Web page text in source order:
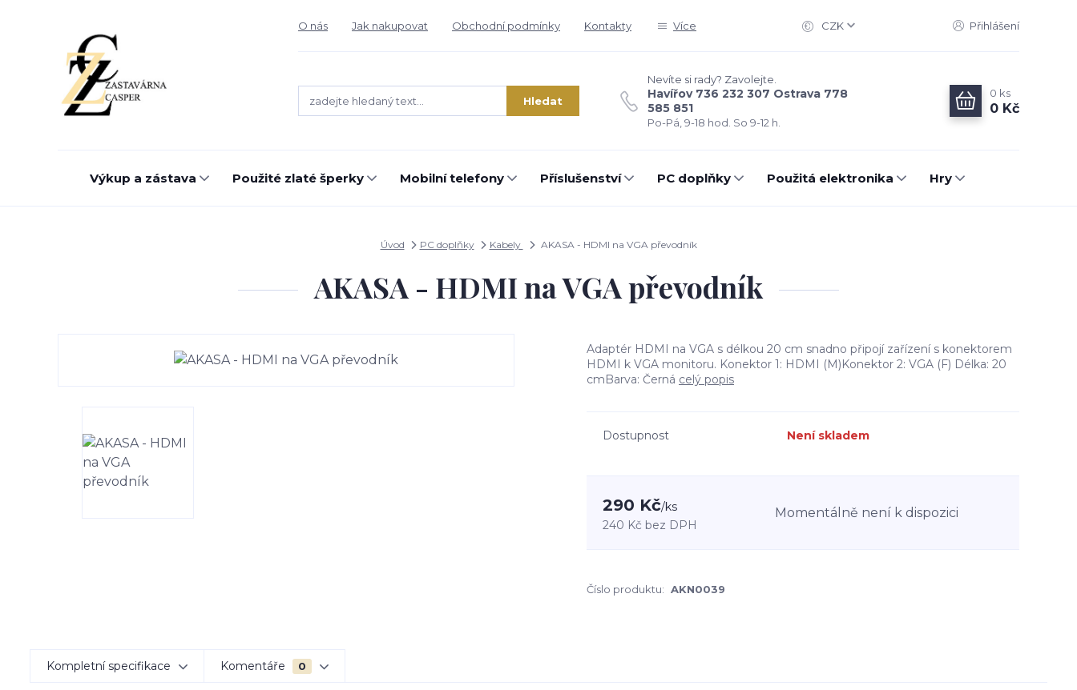
O nás Jak nakupovat Obchodní podmínky Kontakty Více CZK Přihlášení
Hledat
Nevíte si rady? Zavolejte.
Havířov 736 232 307 Ostrava 778
585 851
Po-Pá, 9-18 hod. So 9-12 h.
0 ks
0 Kč
Výkup a zástava Použité zlaté šperky Mobilní telefony Příslušenství PC doplňky Použitá elektronika Hry
Úvod PC doplňky Kabely AKASA - HDMI na VGA převodník
AKASA - HDMI na VGA převodník
Adaptér HDMI na VGA s délkou 20 cm snadno připojí zařízení s konektorem
HDMI k VGA monitoru. Konektor 1: HDMI (M)Konektor 2: VGA (F) Délka: 20
cmBarva: Černá celý popis
Dostupnost Není skladem
290 Kč/ks
240 Kč bez DPH
Momentálně není k dispozici
Číslo produktu: AKN0039
Kompletní specifikace Komentáře 0